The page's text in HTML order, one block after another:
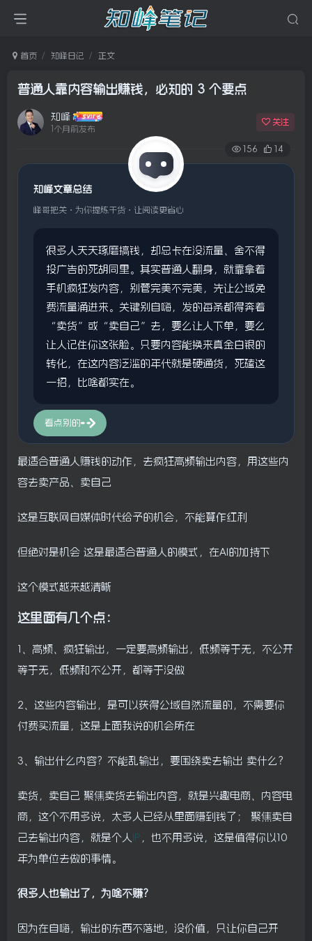
首页 知峰日记 正文
普通人靠内容输出赚钱，必知的 3 个要点
知峰
1个月前发布
关注
156 14
知峰文章总结
峰哥把关・为你提炼干货・让阅读更省心
很多人天天琢磨搞钱，却总卡在没流量、舍不得
投广告的死胡同里。其实普通人翻身，就靠拿着
手机疯狂发内容，别管完美不完美，先让公域免
费流量涌进来。关键别自嗨，发的每条都得奔着
“卖货”或“卖自己”去，要么让人下单，要么
让人记住你这张脸。只要内容能换来真金白银的
转化，在这内容泛滥的年代就是硬通货，死磕这
一招，比啥都实在。
看点别的
最适合普通人赚钱的动作，去疯狂高频输出内容，用这些内
容去卖产品、卖自己
这是互联网自媒体时代给予的机会，不能算作红利
但绝对是机会 这是最适合普通人的模式，在AI的加持下
这个模式越来越清晰
这里面有几个点：
1、高频、疯狂输出，一定要高频输出，低频等于无，不公开
等于无，低频和不公开，都等于没做
2、这些内容输出，是可以获得公域自然流量的，不需要你
付费买流量，这是上面我说的机会所在
3、输出什么内容？不能乱输出，要围绕卖去输出 卖什么？
卖货，卖自己 聚焦卖货去输出内容，就是兴趣电商、内容电
商，这个不用多说，太多人已经从里面赚到钱了； 聚焦卖自
己去输出内容，就是个人 IP ，也不用多说，这是值得你以10
年为单位去做的事情。
很多人也输出了，为啥不赚？
因为在自嗨，输出的东西不落地，没价值，只让你自己开